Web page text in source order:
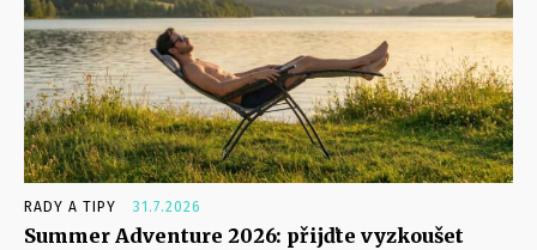
RADY A TIPY 31.7.2026
Summer Adventure 2026: přijďte vyzkoušet